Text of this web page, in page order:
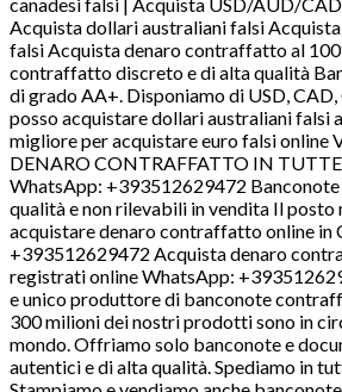
Acquista dollari australiani falsi Acquista
falsi Acquista denaro contraffatto al
contraffatto discreto e di alta qualità
di grado AA+. Disponiamo di USD,
posso acquistare dollari australiani falsi
migliore per acquistare euro falsi online
DENARO CONTRAFFATTO IN
WhatsApp: +393512629472
qualità e non rilevabili in vendita Il posto
acquistare denaro contraffatto online in
+393512629472 Acquista denaro
registrati online WhatsApp:
e unico produttore di banconote
300 milioni dei nostri prodotti sono in
mondo. Offriamo solo banconote e
autentici e di alta qualità. Spediamo in